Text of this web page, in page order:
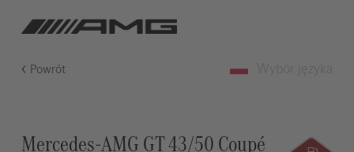
Powrót
Mercedes-AMG GT 43/50 Coupé